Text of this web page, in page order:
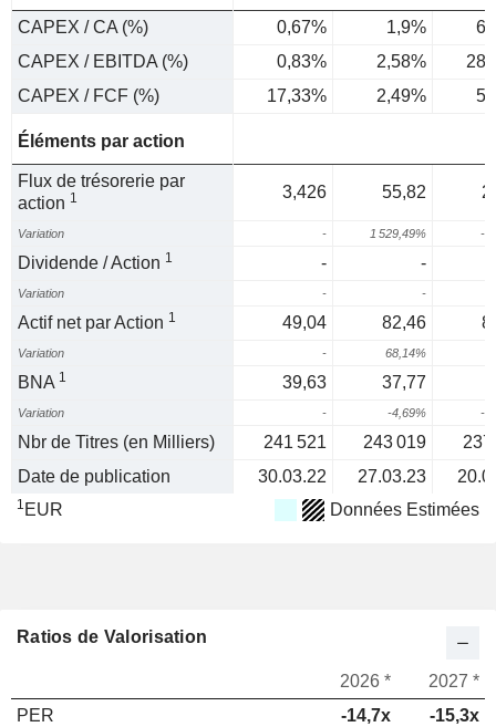
CAPEX / CA (%) 0,67% 1,9%
CAPEX / EBITDA (%)
0,83% 2,58%
CAPEX / FCF (%)
17,33% 2,49%
Éléments par action
Flux de trésorerie par
action 1 3,426 55,82
Variation - 1 529,49% -
Dividende / Action 1 - -
Variation - -
Actif net par Action 1 49,04 82,46
Variation - 68,14%
BNA 1 39,63 37,77
Variation - -4,69% -
Nbr de Titres (en Milliers) 241 521 243 019
237
Date de publication
30.03.22 27.03.23
1 EUR Données Estimées
Ratios de Valorisation
2026 *
2027 *
PER
-14,7x -15,3x